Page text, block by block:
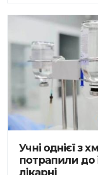
Учні однієї з
потрапили до
лікарні